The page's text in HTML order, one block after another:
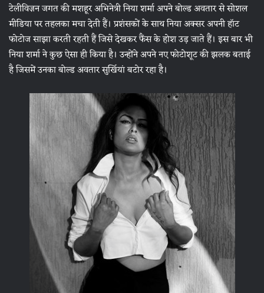
टेलीविज़न जगत की मशहूर अभिनेत्री निया शर्मा अपने बोल्ड अवतार से सोशल
मीडिया पर तहलका मचा देती हैं। प्रशंसकों के साथ निया अक्सर अपनी हॉट
फोटोज साझा करती रहती हैं जिसे देखकर फैंस के होश उड़ जाते हैं। इस बार भी
निया शर्मा ने कुछ ऐसा ही किया है। उन्होंने अपने नए फोटोशूट की झलक बताई
है जिसमें उनका बोल्ड अवतार सुर्खियां बटोर रहा है।